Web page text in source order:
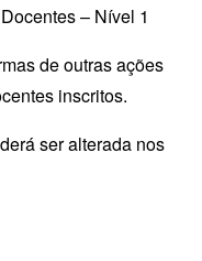
– Nível 1
de outras ações
inscritos.
ser alterada nos